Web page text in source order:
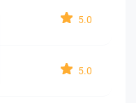
5.0
5.0